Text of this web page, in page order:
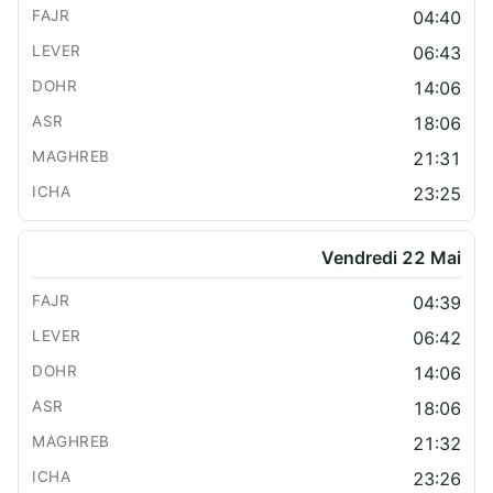
04:40
06:43
14:06
18:06
21:31
23:25
Vendredi 22 Mai
04:39
06:42
14:06
18:06
21:32
23:26